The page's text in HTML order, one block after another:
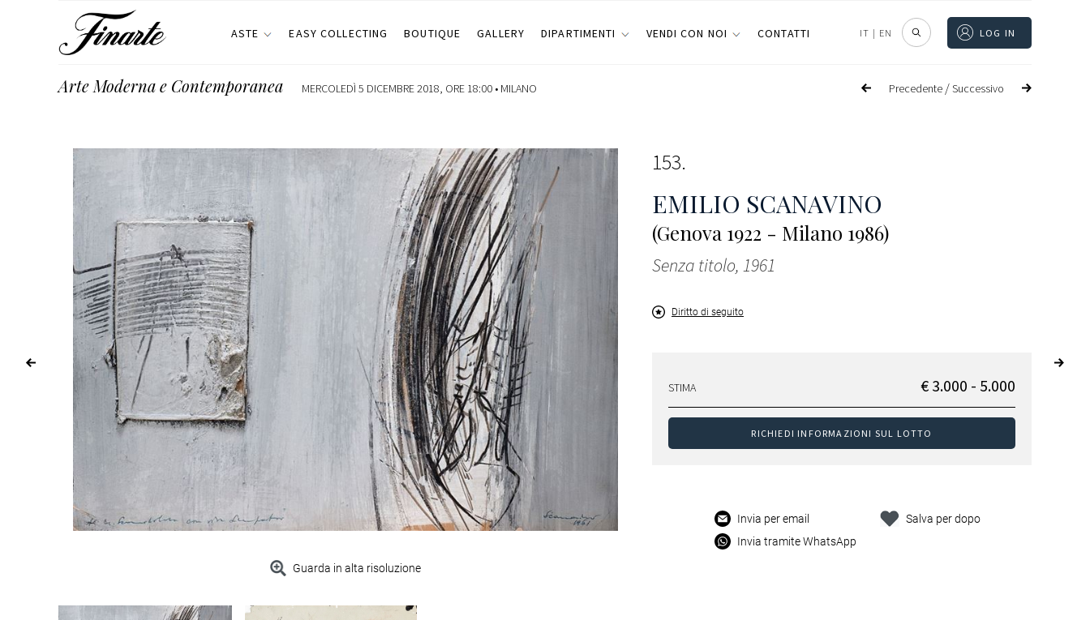
ASTE EASY COLLECTING BOUTIQUE GALLERY DIPARTIMENTI VENDI CON NOI CONTATTI IT | EN LOG IN
Precedente /Successivo
Arte Moderna e Contemporanea MERCOLEDÌ 5 DICEMBRE 2018, ORE 18:00 • MILANO
Guarda in alta risoluzione
153
EMILIO SCANAVINO
(Genova 1922 - Milano 1986)
Senza titolo, 1961
Diritto di seguito
STIMA € 3.000 - 5.000
RICHIEDI INFORMAZIONI SUL LOTTO
Invia per email
Invia tramite WhatsApp
Salva per dopo